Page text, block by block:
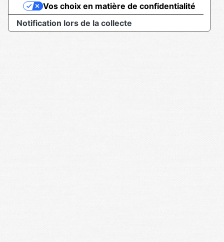
Notification lors de la collecte
Vos choix en matière de confidentialité